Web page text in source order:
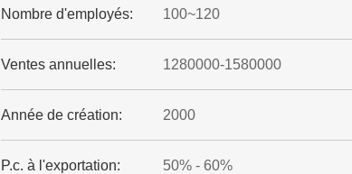
Nombre d'employés: 100~120
Ventes annuelles: 1280000-1580000
Année de création: 2000
P.c. à l'exportation: 50% - 60%